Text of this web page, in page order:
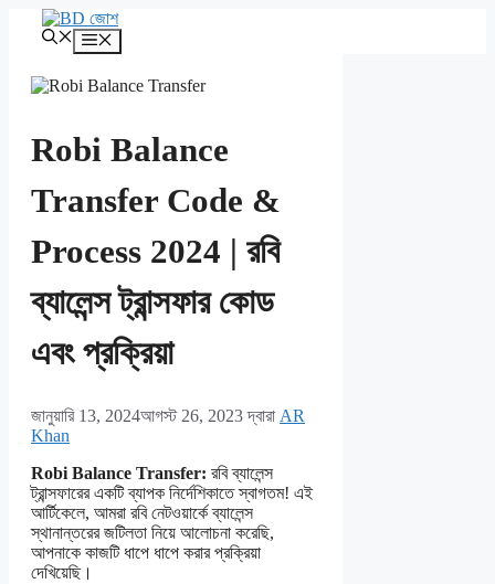
এড়িেয়
Robi Balance
Transfer Code &
Process 2024 | রবি
ব্যালেন্স ট্রান্সফার কোড
এবং প্রক্রিয়া
জানুয়ারি 13, 2024আগস্ট 26, 2023 দ্বারা AR
Khan
Robi Balance Transfer: রবি ব্যালেন্স
ট্রান্সফারের একটি ব্যাপক নির্দেশিকাতে স্বাগতম! এই
আর্টিকেলে, আমরা রবি নেটওয়ার্কে ব্যালেন্স
স্থানান্তরের জটিলতা নিয়ে আলোচনা করেছি,
আপনাকে কাজটি ধাপে ধাপে করার প্রক্রিয়া
দেখিয়েছি।